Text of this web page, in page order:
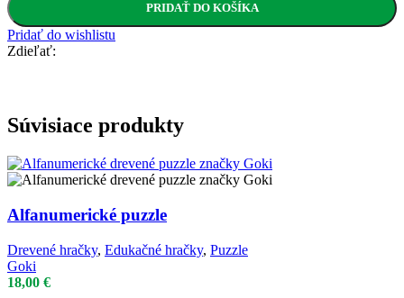
PRIDAŤ DO KOŠÍKA
Pridať do wishlistu
Zdieľať:
Súvisiace produkty
Alfanumerické puzzle
Drevené hračky, Edukačné hračky, Puzzle
Goki
18,00 €